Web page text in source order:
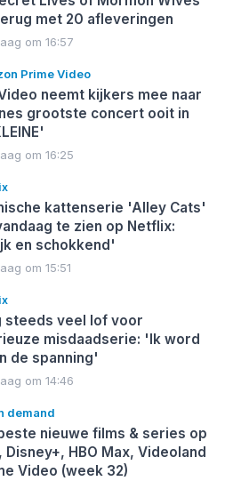
met 20 afleveringen
om 16:57
Prime Video
neemt kijkers mee naar
grootste concert ooit in
om 16:25
kattenserie 'Alley Cats'
te zien op Netflix:
en schokkend'
om 15:51
steeds veel lof voor
misdaadserie: 'Ik word
de spanning'
om 14:46
demand
nieuwe films & series op
Disney+, HBO Max, Videoland
Video (week 32)